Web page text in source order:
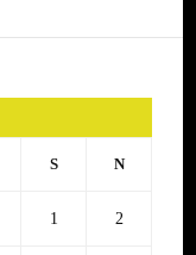
S N
1 2